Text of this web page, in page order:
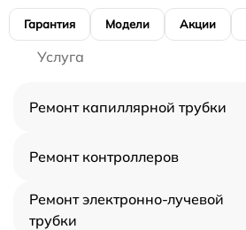
Гарантия Модели Акции
Услуга
Ремонт капиллярной трубки
Ремонт контроллеров
Ремонт электронно-лучевой
трубки